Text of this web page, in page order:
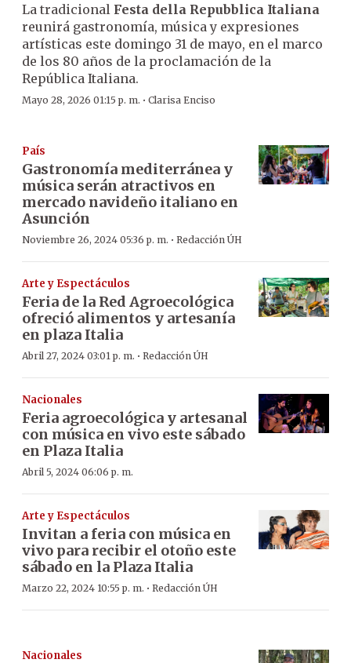
La tradicional Festa della Repubblica Italiana
reunirá gastronomía, música y expresiones
artísticas este domingo 31 de mayo, en el marco
de los 80 años de la proclamación de la
República Italiana.
Mayo 28, 2026 01:15 p. m. · Clarisa Enciso
País
Gastronomía mediterránea y
música serán atractivos en
mercado navideño italiano en
Asunción
Noviembre 26, 2024 05:36 p. m. · Redacción ÚH
Arte y Espectáculos
Feria de la Red Agroecológica
ofreció alimentos y artesanía
en plaza Italia
Abril 27, 2024 03:01 p. m. · Redacción ÚH
Nacionales
Feria agroecológica y artesanal
con música en vivo este sábado
en Plaza Italia
Abril 5, 2024 06:06 p. m.
Arte y Espectáculos
Invitan a feria con música en
vivo para recibir el otoño este
sábado en la Plaza Italia
Marzo 22, 2024 10:55 p. m. · Redacción ÚH
Nacionales